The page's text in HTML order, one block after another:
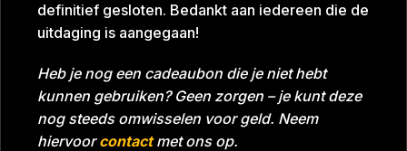
definitief gesloten. Bedankt aan iedereen die de
uitdaging is aangegaan!
Heb je nog een cadeaubon die je niet hebt
kunnen gebruiken? Geen zorgen – je kunt deze
nog steeds omwisselen voor geld. Neem
hiervoorcontactmet ons op.
Tijd Bijna gehaald Datum 06-08-2021
Room Grill With A Thrill